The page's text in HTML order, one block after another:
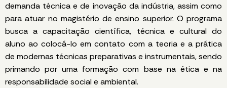
demanda técnica e de inovação da indústria, assim como
para atuar no magistério de ensino superior. O programa
busca a capacitação científica, técnica e cultural do
aluno ao colocá-lo em contato com a teoria e a prática
de modernas técnicas preparativas e instrumentais, sendo
primando por uma formação com base na ética e na
responsabilidade social e ambiental.